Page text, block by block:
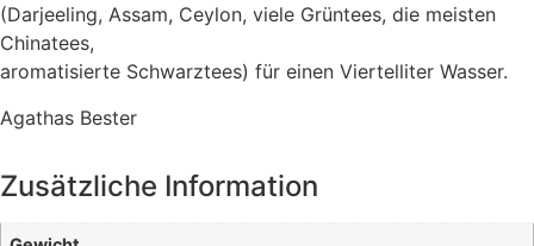
(Darjeeling, Assam, Ceylon, viele Grüntees, die meisten
Chinatees,
aromatisierte Schwarztees) für einen Viertelliter Wasser.
Agathas Bester
Zusätzliche Information